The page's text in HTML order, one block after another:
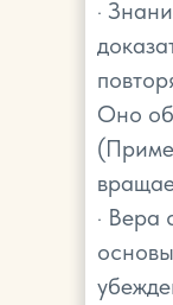
·
Оно
· Вера